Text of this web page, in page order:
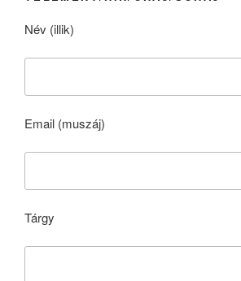
Név (illik)
Email (muszáj)
Tárgy